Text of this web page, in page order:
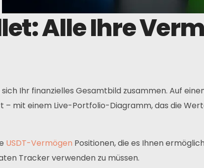
Alle Ihre
Ihr finanzielles Gesamtbild zusammen. Auf
mit einem Live-Portfolio-Diagramm, das die
USDT-Vermögen Positionen, die es Ihnen
Tracker verwenden zu müssen.